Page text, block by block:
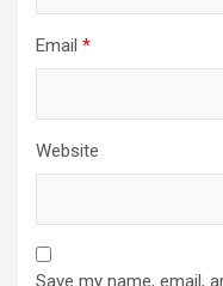
Email *
Website
Save my name, email,